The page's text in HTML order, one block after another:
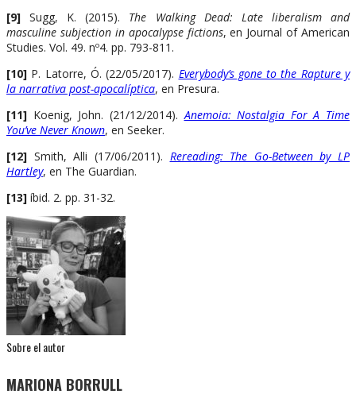
[9] Sugg, K. (2015). The Walking Dead: Late liberalism and
masculine subjection in apocalypse fictions, en Journal of American
Studies. Vol. 49. nº4. pp. 793-811.
[10] P. Latorre, Ó. (22/05/2017). Everybody’s gone to the Rapture y
la narrativa post-apocalíptica, en Presura.
[11] Koenig, John. (21/12/2014).Anemoia: Nostalgia For A Time
You’ve Never Known, en Seeker.
[12] Smith, Alli (17/06/2011). Rereading: The Go-Between by LP
Hartley, en The Guardian.
[13] íbid. 2. pp. 31-32.
Sobre el autor
MARIONA BORRULL